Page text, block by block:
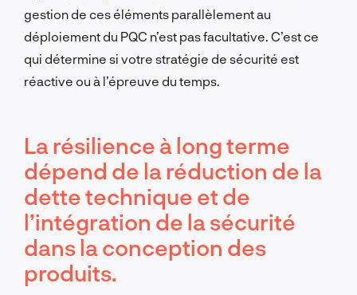
gestion de ces éléments parallèlement au
déploiement du PQC n’est pas facultative. C’est ce
qui détermine si votre stratégie de sécurité est
réactive ou à l’épreuve du temps.
La résilience à long terme
dépend de la réduction de la
dette technique et de
l’intégration de la sécurité
dans la conception des
produits.